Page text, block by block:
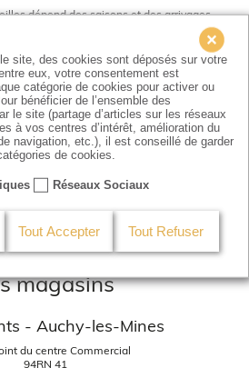
dépend des saisons et des arrivages.
commande
magasins
- Auchy-les-Mines
du centre Commercial
94RN 41
site, des cookies sont déposés sur votre
eux, votre consentement est
catégorie de cookies pour activer ou
bénéficier de l’ensemble des
le site (partage d’articles sur les réseaux
à vos centres d’intérêt, amélioration du
navigation, etc.), il est conseillé de garder
de cookies.
Réseaux Sociaux
Tout Accepter Tout Refuser